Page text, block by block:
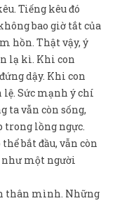
Tiếng kêu đó
bao giờ tắt của
hồn. Thật vậy, ý
lạ kì. Khi con
dậy. Khi con
Sức mạnh ý chí
ta vẫn còn sống,
trong lồng ngực.
bắt đầu, vẫn còn
như một người
thân mình. Những